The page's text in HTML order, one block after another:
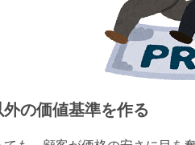
の価値基準を作る